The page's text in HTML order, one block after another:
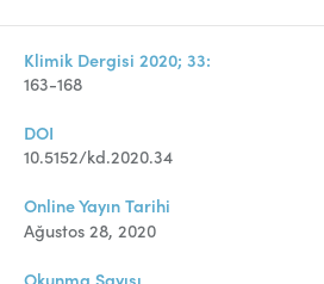
Klimik Dergisi 2020; 33:
163-168
DOI
10.5152/kd.2020.34
Online Yayın Tarihi
Ağustos 28, 2020
Okunma Sayısı